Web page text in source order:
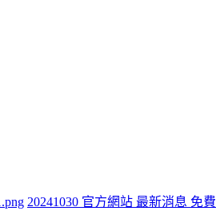
20241030 官方網站 最新消息 免